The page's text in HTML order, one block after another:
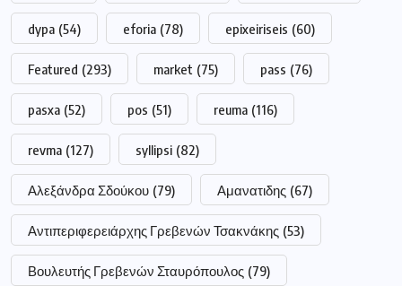
dypa (54) eforia (78) epixeiriseis (60)
Featured (293) market (75) pass (76)
pasxa (52) pos (51) reuma (116)
revma (127) syllipsi (82)
Αλεξάνδρα Σδούκου (79) Αμανατιδης (67)
Αντιπεριφερειάρχης Γρεβενών Τσακνάκης (53)
Βουλευτής Γρεβενών Σταυρόπουλος (79)